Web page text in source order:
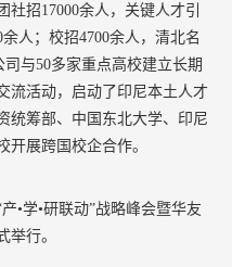
社招17000余人，关键人才引
余人；校招4700余人，清北名
司与50多家重点高校建立长期
流活动，启动了印尼本土人才
统筹部、中国东北大学、印尼
开展跨国校企合作。
•学•研联动”战略峰会暨华友
举行。